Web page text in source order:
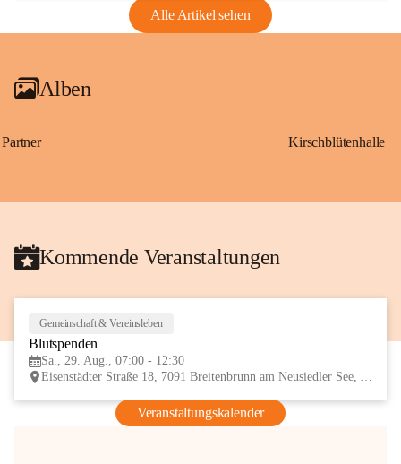
Alle Artikel sehen
Alben
Partner Kirschblütenhalle
Kommende Veranstaltungen
Gemeinschaft & Vereinsleben
Blutspenden
Sa., 29. Aug., 07:00 - 12:30
Eisenstädter Straße 18, 7091 Breitenbrunn am Neusiedler See, AUT
Veranstaltungskalender